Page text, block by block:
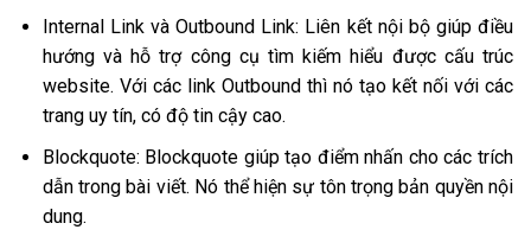
Internal Link và Outbound Link: Liên kết nội bộ giúp điều
hướng và hỗ trợ công cụ tìm kiếm hiểu được cấu trúc
website. Với các link Outbound thì nó tạo kết nối với các
trang uy tín, có độ tin cậy cao.
Blockquote: Blockquote giúp tạo điểm nhấn cho các trích
dẫn trong bài viết. Nó thể hiện sự tôn trọng bản quyền nội
dung.